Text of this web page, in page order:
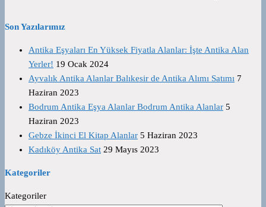
Son Yazılarımız
Antika Eşyaları En Yüksek Fiyatla Alanlar: İşte Antika Alan
Yerler! 19 Ocak 2024
Ayvalık Antika Alanlar Balıkesir de Antika Alımı Satımı 7
Haziran 2023
Bodrum Antika Eşya Alanlar Bodrum Antika Alanlar 5
Haziran 2023
Gebze İkinci El Kitap Alanlar 5 Haziran 2023
Kadıköy Antika Sat 29 Mayıs 2023
Kategoriler
Kategoriler